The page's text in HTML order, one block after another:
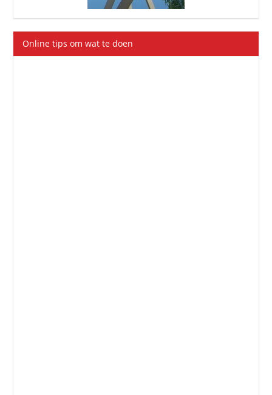
Online tips om wat te doen